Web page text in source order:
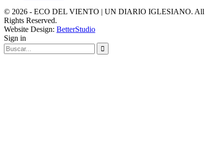
© 2026 - ECO DEL VIENTO | UN DIARIO IGLESIANO. All
Rights Reserved.
Website Design: BetterStudio
Sign in